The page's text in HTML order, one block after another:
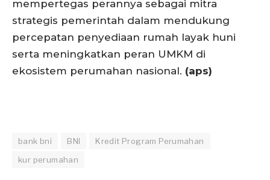
mempertegas perannya sebagai mitra
strategis pemerintah dalam mendukung
percepatan penyediaan rumah layak huni
serta meningkatkan peran UMKM di
ekosistem perumahan nasional. (aps)
bank bni BNI
Kredit Program Perumahan
kur perumahan